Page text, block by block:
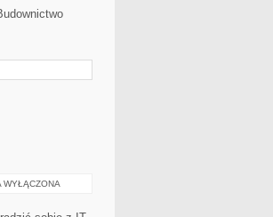
WYŁĄCZONA